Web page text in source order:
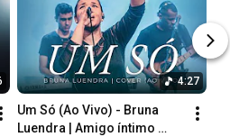
4:27
Um Só (Ao Vivo) - Bruna
Luendra | Amigo íntimo